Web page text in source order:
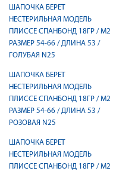
ШАПОЧКА БЕРЕТ
НЕСТЕРИЛЬНАЯ МОДЕЛЬ
ПЛИССЕ СПАНБОНД 18ГР / М2
РАЗМЕР 54-66 / ДЛИНА 53 /
ГОЛУБАЯ N25
ШАПОЧКА БЕРЕТ
НЕСТЕРИЛЬНАЯ МОДЕЛЬ
ПЛИССЕ СПАНБОНД 18ГР / М2
РАЗМЕР 54-66 / ДЛИНА 53 /
РОЗОВАЯ N25
ШАПОЧКА БЕРЕТ
НЕСТЕРИЛЬНАЯ МОДЕЛЬ
ПЛИССЕ СПАНБОНД 18ГР / М2